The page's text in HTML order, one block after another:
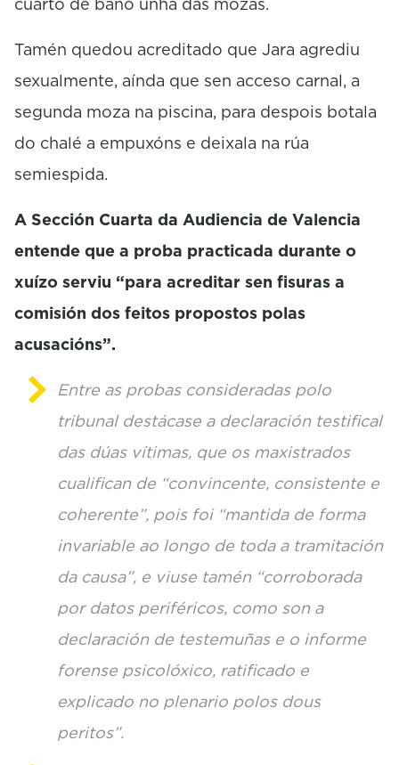
Tamén quedou acreditado que Jara agrediu
sexualmente, aínda que sen acceso carnal, a
segunda moza na piscina, para despois botala
do chalé a empuxóns e deixala na rúa
semiespida.
A Sección Cuarta da Audiencia de Valencia
entende que a proba practicada durante o
xuízo serviu “para acreditar sen fisuras a
comisión dos feitos propostos polas
acusacións”.
Entre as probas consideradas polo
tribunal destácase a declaración testifical
das dúas vítimas, que os maxistrados
cualifican de “convincente, consistente e
coherente”, pois foi “mantida de forma
invariable ao longo de toda a tramitación
da causa”, e viuse tamén “corroborada
por datos periféricos, como son a
declaración de testemuñas e o informe
forense psicolóxico, ratificado e
explicado no plenario polos dous
peritos”.